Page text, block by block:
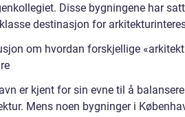
Disse bygningene har
destinasjon for
om hvordan forskjellige
er kjent for sin evne til å
Mens noen bygninger i